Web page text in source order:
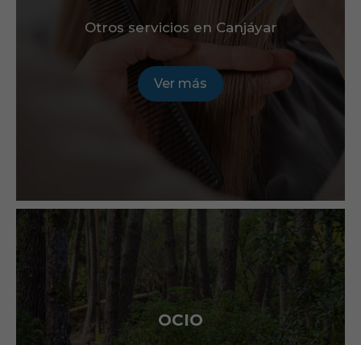
Otros servicios en Canjáyar
Ver más
OCIO